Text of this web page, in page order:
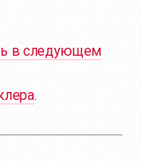
в следующем
.